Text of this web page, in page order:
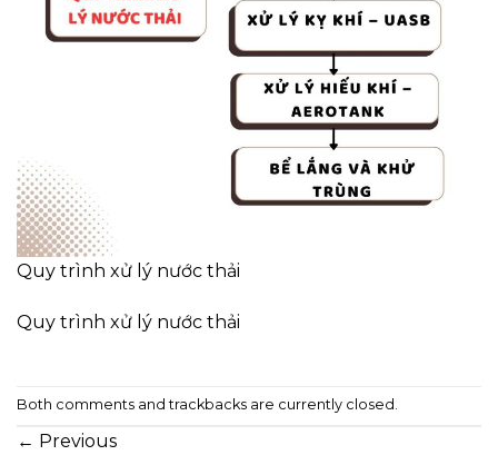
Quy trình xử lý nước thải
Quy trình xử lý nước thải
Both comments and trackbacks are currently closed.
← Previous